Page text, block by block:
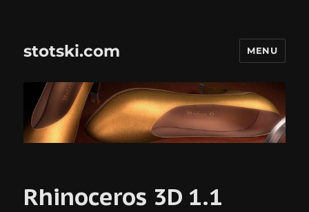
stotski.com MENU
Rhinoceros 3D 1.1